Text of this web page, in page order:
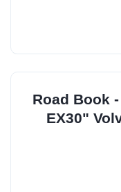
Road Book
EX30"